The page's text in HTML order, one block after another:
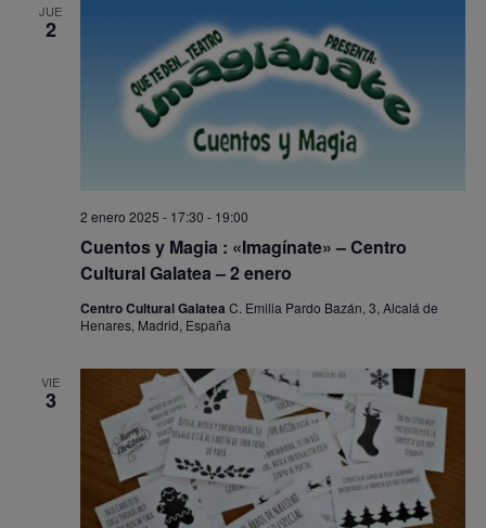
JUE
2
Cuentos y Magia : «Imagínate» – Centro
Cultural Galatea – 2 enero
2 enero 2025 - 17:30 - 19:00
Centro Cultural Galatea C. Emilia Pardo Bazán, 3, Alcalá de
Henares, Madrid, España
VIE
3